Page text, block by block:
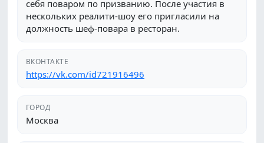
себя поваром по призванию. После участия в
нескольких реалити-шоу его пригласили на
должность шеф-повара в ресторан.
ВКОНТАКТЕ
https://vk.com/id721916496
ГОРОД
Москва